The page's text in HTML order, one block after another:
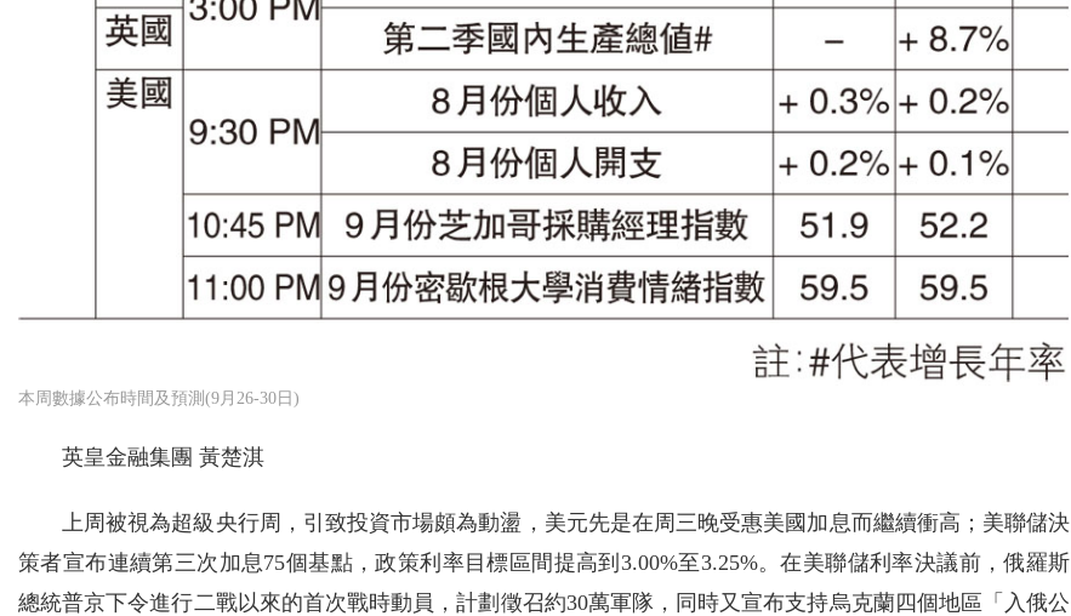
本周數據公布時間及預測(9月26-30日)
英皇金融集團 黃楚淇
上周被視為超級央行周，引致投資市場頗為動盪，美元先是在周三晚受惠美國加息而繼續衝高；美聯儲決
策者宣布連續第三次加息75個基點，政策利率目標區間提高到3.00%至3.25%。在美聯儲利率決議前，俄羅斯
總統普京下令進行二戰以來的首次戰時動員，計劃徵召約30萬軍隊，同時又宣布支持烏克蘭四個地區「入俄公